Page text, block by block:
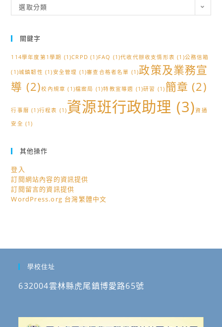
類
選取分類
關鍵字
114學年度第1學期 (1)CRPD (1)FAQ (1)代收代辦收支情形表 (1)公務信箱
(1)城鎮韌性 (1)安全管理 (1)審查合格者名單 (1)政策及業務宣
導 (2)校內規章 (1)檔案局 (1)特教宣導週 (1)研習 (1) 簡章 (2)
行事曆 (1)行程表 (1)資源班行政助理 (3)資通
安全 (1)
其他操作
登入
訂閱網站內容的資訊提供
訂閱留言的資訊提供
WordPress.org 台灣繁體中文
學校住址
632004雲林縣虎尾鎮博愛路65號